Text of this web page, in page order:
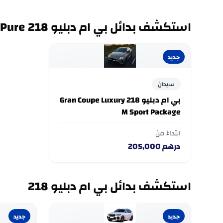
استكشف بدائل بي ام دبليو 218 Gran Coupe Pure
جديد
سيدان
بي ام دبليو 218 Gran Coupe Luxury
M Sport Package
ابتداءً من
درهم205,000
استكشف بدائل بي ام دبليو 218
جديد جديد